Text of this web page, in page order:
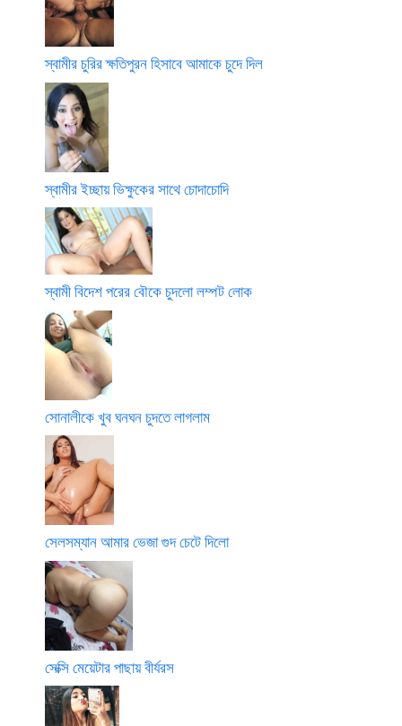
স্বামীর চুরির ক্ষতিপুরন হিসাবে আমাকে চুদে দিল
স্বামীর ইচ্ছায় ভিক্ষুকের সাথে চোদাচোদি
স্বামী বিদেশ পরের বৌকে চুদলো লম্পট লোক
সোনালীকে খুব ঘনঘন চুদতে লাগলাম
সেলসম্যান আমার ভেজা গুদ চেটে দিলো
সেক্সি মেয়েটার পাছায় বীর্যরস